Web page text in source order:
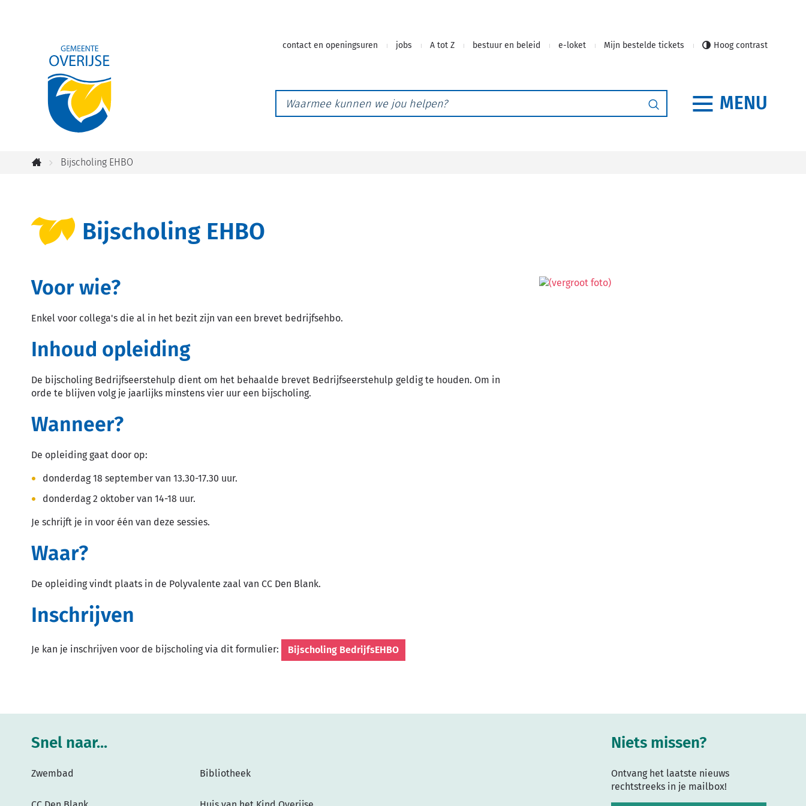
inhoud
Overijse
contact en openingsuren jobs A tot Z bestuur en beleid e-loket Mijn bestelde tickets Hoog contrast
kunnen
Zoeken MENU
Bijscholing EHBO
Bijscholing EHBO
Voor wie?
Enkel voor collega's die al in het bezit zijn van een brevet bedrijfsehbo.
Inhoud opleiding
De bijscholing Bedrijfseerstehulp dient om het behaalde brevet Bedrijfseerstehulp geldig te houden. Om in
orde te blijven volg je jaarlijks minstens vier uur een bijscholing.
Wanneer?
De opleiding gaat door op:
donderdag 18 september van 13.30-17.30 uur.
donderdag 2 oktober van 14-18 uur.
Je schrijft je in voor één van deze sessies.
Waar?
De opleiding vindt plaats in de Polyvalente zaal van CC Den Blank.
Inschrijven
Je kan je inschrijven voor de bijscholing via dit formulier: Bijscholing BedrijfsEHBO
Snel naar...
Zwembad Bibliotheek
Niets missen?
Ontvang het laatste nieuws
rechtstreeks in je mailbox!